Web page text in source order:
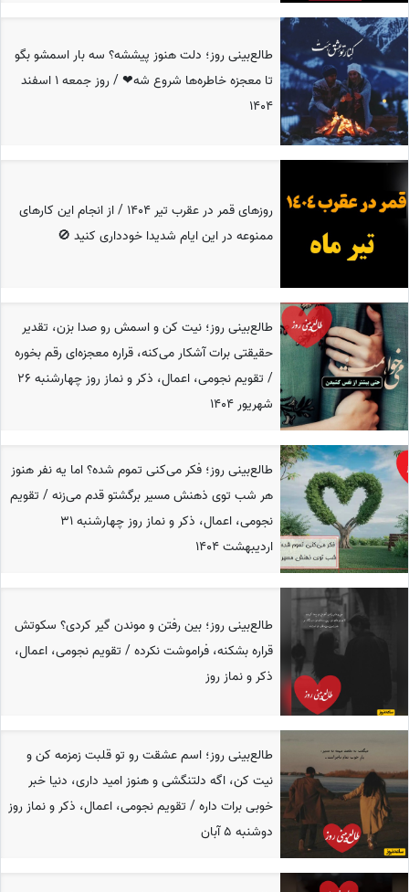
طالع‌بینی روز؛ دلت هنوز پیششه؟ سه بار اسمشو بگو
تا معجزه خاطره‌ها شروع شه❤ / روز جمعه 1 اسفند
1404
روزهای قمر در عقرب تیر 1404 / از انجام این کارهای
ممنوعه‌ در این ایام شدیدا خودداری کنید 🚫
طالع‌بینی روز؛ نیت کن و اسمش رو صدا بزن، تقدیر
حقیقتی برات آشکار می‌کنه، قراره معجزه‌ای رقم بخوره
/ تقویم نجومی، اعمال، ذکر و نماز روز چهارشنبه 26
شهریور 1404
طالع‌بینی روز؛ فکر می‌کنی تموم شده؟ اما یه نفر هنوز
هر شب توی ذهنش مسیر برگشتو قدم می‌زنه / تقویم
نجومی، اعمال، ذکر و نماز روز چهارشنبه 31
اردیبهشت 1404
طالع‌بینی روز؛ بین رفتن و موندن گیر کردی؟ سکوتش
قراره بشکنه، فراموشت نکرده / تقویم نجومی، اعمال،
ذکر و نماز روز
طالع‌بینی روز؛ اسم عشقت رو تو قلبت زمزمه کن و
نیت کن، اگه دلتنگشی و هنوز امید داری، دنیا خبر
خوبی برات داره / تقویم نجومی، اعمال، ذکر و نماز روز
دوشنبه 5 آبان